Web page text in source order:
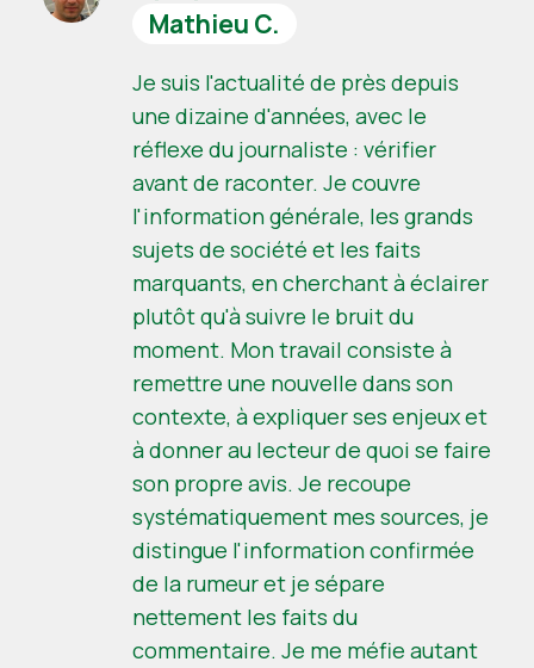
Mathieu C.
Je suis l'actualité de près depuis
une dizaine d'années, avec le
réflexe du journaliste : vérifier
avant de raconter. Je couvre
l'information générale, les grands
sujets de société et les faits
marquants, en cherchant à éclairer
plutôt qu'à suivre le bruit du
moment. Mon travail consiste à
remettre une nouvelle dans son
contexte, à expliquer ses enjeux et
à donner au lecteur de quoi se faire
son propre avis. Je recoupe
systématiquement mes sources, je
distingue l'information confirmée
de la rumeur et je sépare
nettement les faits du
commentaire. Je me méfie autant